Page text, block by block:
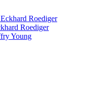
Roediger
Roediger
Young